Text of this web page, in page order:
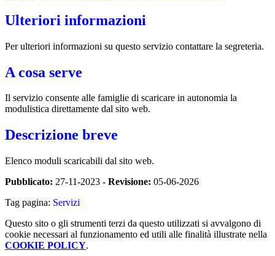
Ulteriori informazioni
Per ulteriori informazioni su questo servizio contattare la segreteria.
A cosa serve
Il servizio consente alle famiglie di scaricare in autonomia la
modulistica direttamente dal sito web.
Descrizione breve
Elenco moduli scaricabili dal sito web.
Pubblicato: 27-11-2023 - Revisione: 05-06-2026
Tag pagina: Servizi
Questo sito o gli strumenti terzi da questo utilizzati si avvalgono di
cookie necessari al funzionamento ed utili alle finalità illustrate nella
COOKIE POLICY.